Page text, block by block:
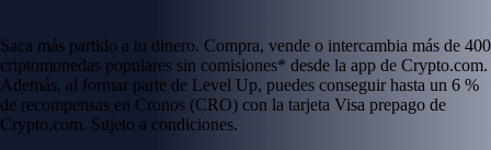
Saca más partido a tu dinero. Compra, vende o intercambia más de 400
criptomonedas populares sin comisiones* desde la app de Crypto.com.
Además, al formar parte de Level Up, puedes conseguir hasta un 6 %
de recompensas en Cronos (CRO) con la tarjeta Visa prepago de
Crypto.com. Sujeto a condiciones.